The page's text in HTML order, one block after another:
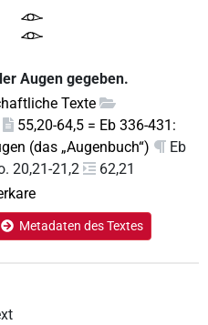
Augen gegeben.
Texte
55,20-64,5 = Eb 336-431:
(das „Augenbuch“)
Eb
20,21-21,2
62,21
Metadaten des Textes